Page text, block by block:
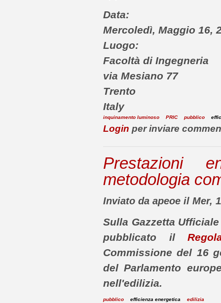
Data:
Mercoledì, Maggio 16,
Luogo:
Facoltà di Ingegneria
via Mesiano 77
Trento
Italy
inquinamento luminoso PRIC pubblico
Login per inviare
Prestazioni
metodologia
Inviato da apeoe il Mer,
Sulla Gazzetta
pubblicato il
Commissione del 16
del Parlamento
nell'edilizia.
pubblico efficienza energetica edilizia